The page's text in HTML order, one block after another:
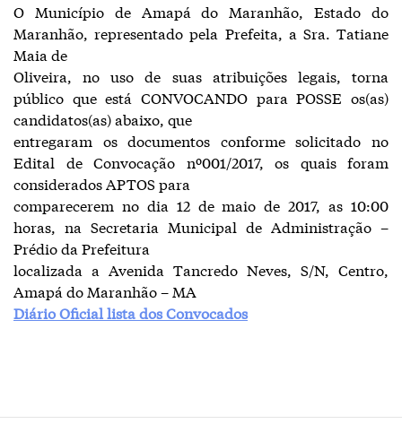
O Município de Amapá do Maranhão, Estado do
Maranhão, representado pela Prefeita, a Sra. Tatiane
Maia de
Oliveira, no uso de suas atribuições legais, torna
público que está CONVOCANDO para POSSE os(as)
candidatos(as) abaixo, que
entregaram os documentos conforme solicitado no
Edital de Convocação nº001/2017, os quais foram
considerados APTOS para
comparecerem no dia 12 de maio de 2017, as 10:00
horas, na Secretaria Municipal de Administração –
Prédio da Prefeitura
localizada a Avenida Tancredo Neves, S/N, Centro,
Amapá do Maranhão – MA
Diário Oficial lista dos Convocados